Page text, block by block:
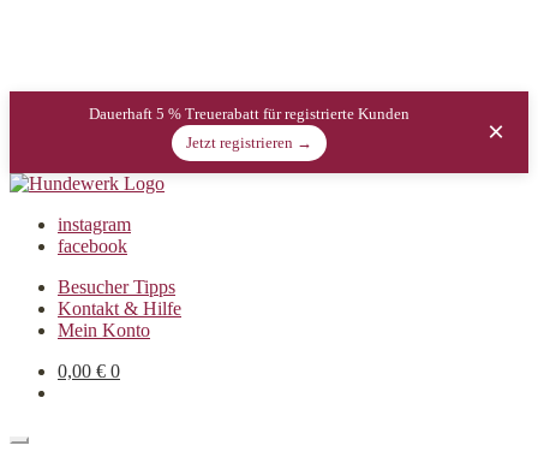
Dauerhaft 5 % Treuerabatt für registrierte Kunden
Jetzt registrieren →
×
instagram
facebook
Besucher Tipps
Kontakt & Hilfe
Mein Konto
0,00 € 0